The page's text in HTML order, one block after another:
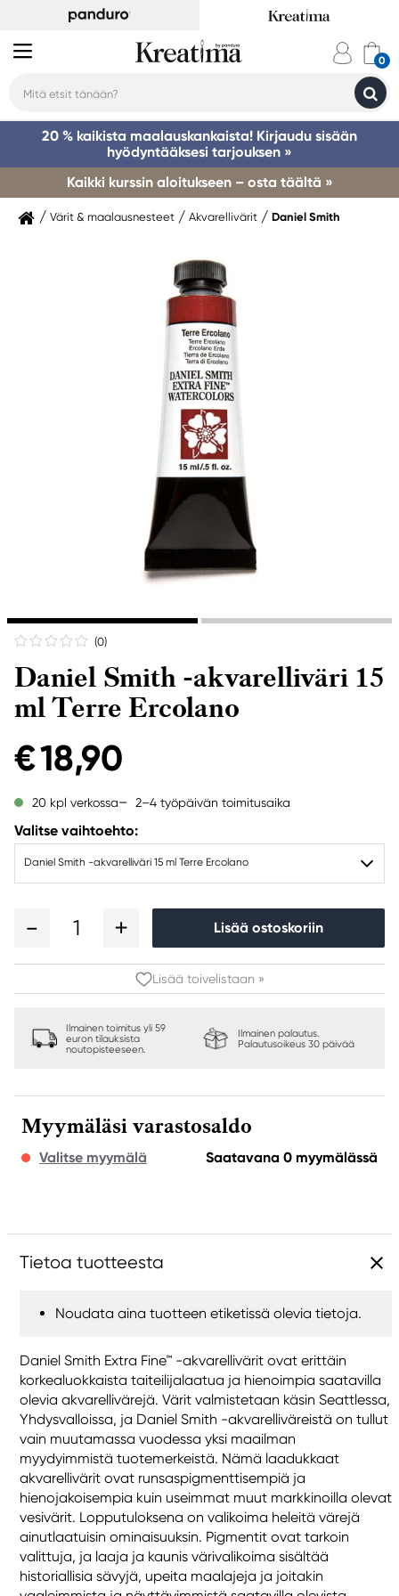
20 % kaikista maalauskankaista! Kirjaudu sisään
hyödyntääksesi tarjouksen »
Kaikki kurssin aloitukseen – osta täältä »
Värit & maalausnesteet Akvarellivärit Daniel Smith
(0)
Daniel Smith -akvarelliväri 15
ml Terre Ercolano
€ 18,90
20 kpl verkossa 2–4 työpäivän toimitusaika
Valitse vaihtoehto:
Daniel Smith -akvarelliväri 15 ml Terre Ercolano
1 Lisää ostoskoriin
Lisää toivelistaan »
Ilmainen toimitus yli 59
euron tilauksista
noutopisteeseen.
Ilmainen palautus.
Palautusoikeus 30 päivää
Myymäläsi varastosaldo
Valitse myymälä Saatavana 0 myymälässä
Tietoa tuotteesta
Noudata aina tuotteen etiketissä olevia tietoja.
Daniel Smith Extra Fine™ -akvarellivärit ovat erittäin
korkealuokkaista taiteilijalaatua ja hienoimpia saatavilla
olevia akvarellivärejä. Värit valmistetaan käsin Seattlessa,
Yhdysvalloissa, ja Daniel Smith -akvarelliväreistä on tullut
vain muutamassa vuodessa yksi maailman
myydyimmistä tuotemerkeistä. Nämä laadukkaat
akvarellivärit ovat runsaspigmenttisempiä ja
hienojakoisempia kuin useimmat muut markkinoilla olevat
vesivärit. Lopputuloksena on valikoima heleitä värejä
ainutlaatuisin ominaisuuksin. Pigmentit ovat tarkoin
valittuja, ja laaja ja kaunis värivalikoima sisältää
historiallisia sävyjä, upeita maalajeja ja joitakin